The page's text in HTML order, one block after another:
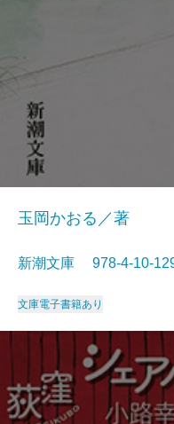
玉岡かおる／著
新潮文庫 978-4-10-
文庫電子書籍あり